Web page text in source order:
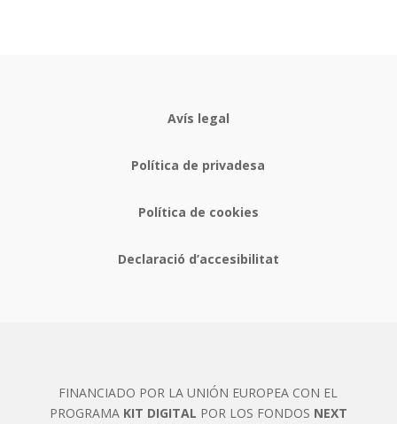
Avís legal
Política de privadesa
Política de cookies
Declaració d’accesibilitat
FINANCIADO POR LA UNIÓN EUROPEA CON EL
PROGRAMA KIT DIGITAL POR LOS FONDOS NEXT